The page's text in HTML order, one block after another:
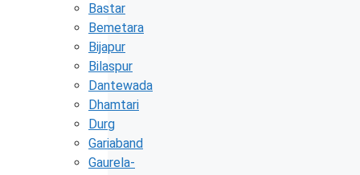
Bastar
Bemetara
Bijapur
Bilaspur
Dantewada
Dhamtari
Durg
Gariaband
Gaurela-